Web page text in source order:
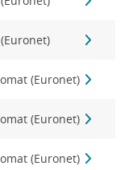
(Euronet)
(Euronet)
(Euronet)